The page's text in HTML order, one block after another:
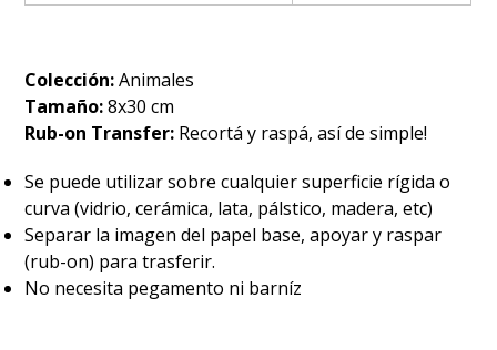
Colección:Animales
Tamaño:8x30 cm
Rub-on Transfer: Recortá y raspá, así de simple!
Se puede utilizar sobre cualquier superficie rígida o
curva (vidrio, cerámica, lata, pálstico, madera, etc)
Separar la imagen del papel base, apoyar y raspar
(rub-on) para trasferir.
No necesita pegamento ni barníz